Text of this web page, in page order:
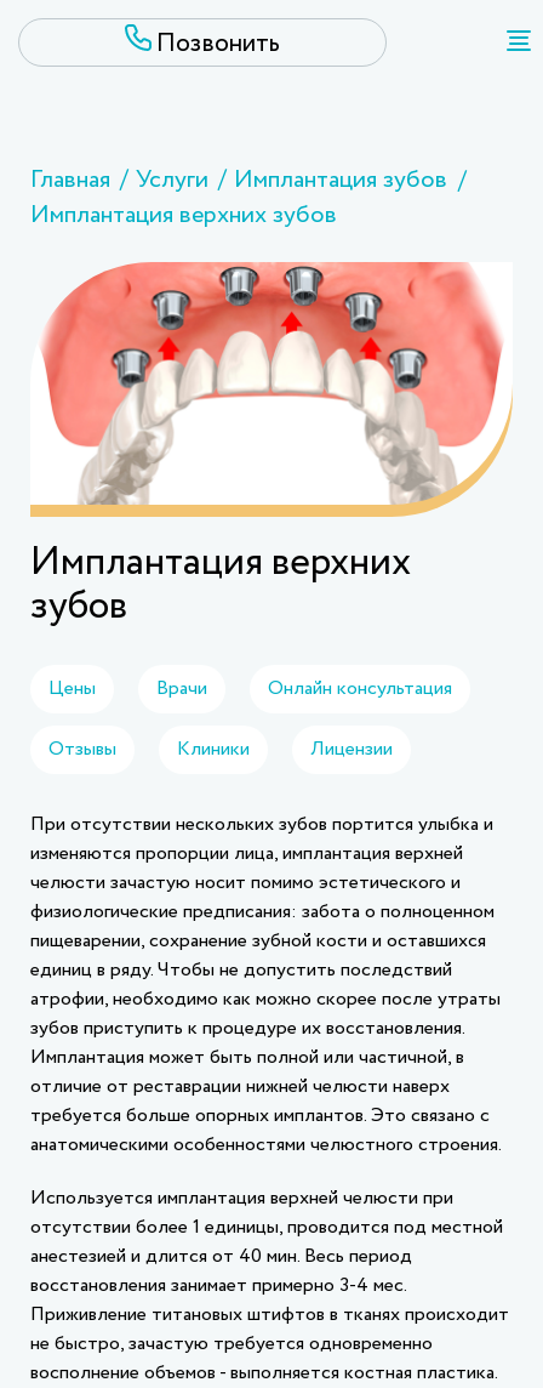
Главная Услуги
Имплантация зубов
Имплантация верхних зубов
Имплантация верхних
зубов
Цены Врачи Онлайн консультация
Отзывы Клиники Лицензии
При отсутствии нескольких зубов портится улыбка и
изменяются пропорции лица, имплантация верхней
челюсти зачастую носит помимо эстетического и
физиологические предписания: забота о полноценном
пищеварении, сохранение зубной кости и оставшихся
единиц в ряду. Чтобы не допустить последствий
атрофии, необходимо как можно скорее после утраты
зубов приступить к процедуре их восстановления.
Имплантация может быть полной или частичной, в
отличие от реставрации нижней челюсти наверх
требуется больше опорных имплантов. Это связано с
анатомическими особенностями челюстного строения.
Используется имплантация верхней челюсти при
отсутствии более 1 единицы, проводится под местной
анестезией и длится от 40 мин. Весь период
восстановления занимает примерно 3-4 мес.
Приживление титановых штифтов в тканях происходит
не быстро, зачастую требуется одновременно
восполнение объемов - выполняется костная пластика.